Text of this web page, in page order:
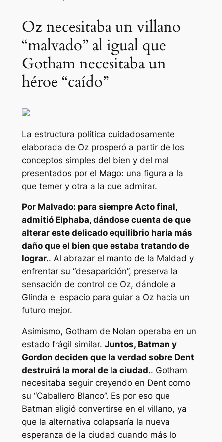
Oz necesitaba un villano
“malvado” al igual que
Gotham necesitaba un
héroe “caído”
La estructura política cuidadosamente
elaborada de Oz prosperó a partir de los
conceptos simples del bien y del mal
presentados por el Mago: una figura a la
que temer y otra a la que admirar.
Por Malvado: para siempreActo final,
admitió Elphaba, dándose cuenta de que
alterar este delicado equilibrio haría más
daño que el bien que estaba tratando de
lograr.. Al abrazar el manto de la Maldad y
enfrentar su “desaparición”, preserva la
sensación de control de Oz, dándole a
Glinda el espacio para guiar a Oz hacia un
futuro mejor.
Asimismo, Gotham de Nolan operaba en un
estado frágil similar. Juntos, Batman y
Gordon deciden que la verdad sobre Dent
destruirá la moral de la ciudad.. Gotham
necesitaba seguir creyendo en Dent como
su “Caballero Blanco”. Es por eso que
Batman eligió convertirse en el villano, ya
que la alternativa colapsaría la nueva
esperanza de la ciudad cuando más lo